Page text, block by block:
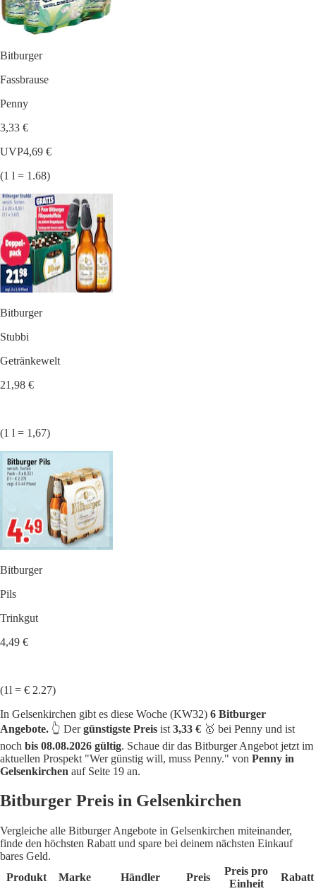
Bitburger
Fassbrause
Penny
3,33 €
UVP4,69 €
(1 l = 1.68)
Bitburger
Stubbi
Getränkewelt
21,98 €
(1 l = 1,67)
Bitburger
Pils
Trinkgut
4,49 €
(1l = € 2.27)
In Gelsenkirchen gibt es diese Woche (KW32) 6 Bitburger
Angebote. 👆 Dergünstigste Preis ist 3,33 € 🥇 bei Penny und ist
noch bis 08.08.2026 gültig. Schaue dir das Bitburger Angebot jetzt im
aktuellen Prospekt "Wer günstig will, muss Penny." von Penny in
Gelsenkirchen auf Seite 19 an.
Bitburger Preis in Gelsenkirchen
Vergleiche alle Bitburger Angebote in Gelsenkirchen miteinander,
finde den höchsten Rabatt und spare bei deinem nächsten Einkauf
bares Geld.
Produkt
Marke Händler Preis
Preis pro
Einheit
Rabatt